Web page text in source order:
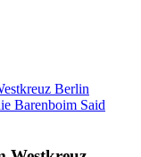
Berlin
Barenboim Said